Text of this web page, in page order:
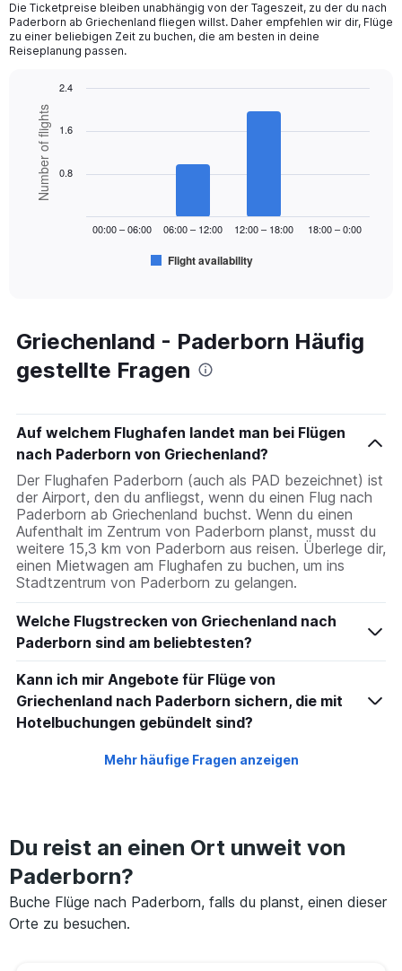
Die Ticketpreise bleiben unabhängig von der Tageszeit, zu der du nach
Paderborn ab Griechenland fliegen willst. Daher empfehlen wir dir, Flüge
zu einer beliebigen Zeit zu buchen, die am besten in deine
Reiseplanung passen.
Bar
chart
with
bars.
The
Range:
6
categories.
The
1
Y
axis
displaying
Number
of
flights.
Range:
0
to
2.4.
Chart
graphic.
Number of flights
Flight availability
00:00 – 06:00 06:00 – 12:00 12:00 – 18:00 18:00 – 0:00
0.8
1.6
2.4
Griechenland - Paderborn Häufig
gestellte Fragen
Auf welchem Flughafen landet man bei Flügen
nach Paderborn von Griechenland?
Der Flughafen Paderborn (auch als PAD bezeichnet) ist
der Airport, den du anfliegst, wenn du einen Flug nach
Paderborn ab Griechenland buchst. Wenn du einen
Aufenthalt im Zentrum von Paderborn planst, musst du
weitere 15,3 km von Paderborn aus reisen. Überlege dir,
einen Mietwagen am Flughafen zu buchen, um ins
Stadtzentrum von Paderborn zu gelangen.
Welche Flugstrecken von Griechenland nach
Paderborn sind am beliebtesten?
Kann ich mir Angebote für Flüge von
Griechenland nach Paderborn sichern, die mit
Hotelbuchungen gebündelt sind?
Mehr häufige Fragen anzeigen
Du reist an einen Ort unweit von
Paderborn?
Buche Flüge nach Paderborn, falls du planst, einen dieser
Orte zu besuchen.